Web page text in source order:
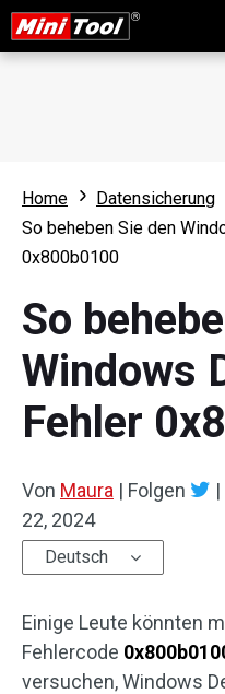
Home
Datensicherung
So beheben Sie den
0x800b0100
So
Windows
Fehler
Von Maura | Folgen |
22, 2024
Deutsch
Einige Leute könnten
Fehlercode
versuchen, Windows